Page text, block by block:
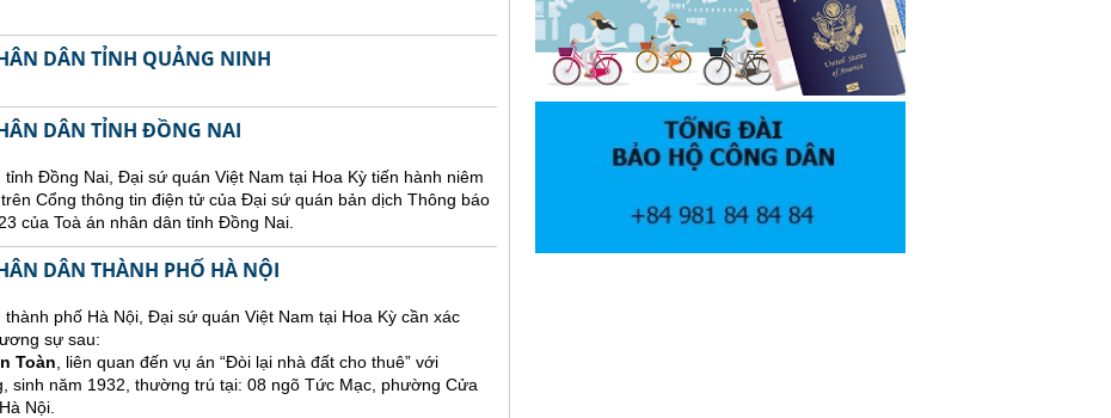
DÂN TỈNH QUẢNG NINH
DÂN TỈNH ĐỒNG NAI
Đồng Nai, Đại sứ quán Việt Nam tại Hoa Kỳ tiến hành niêm
Cổng thông tin điện tử của Đại sứ quán bản dịch Thông báo
của Toà án nhân dân tỉnh Đồng Nai.
DÂN THÀNH PHỐ HÀ NỘI
phố Hà Nội, Đại sứ quán Việt Nam tại Hoa Kỳ cần xác
sự sau:
Toàn , liên quan đến vụ án “Đòi lại nhà đất cho thuê” với
sinh năm 1932, thường trú tại: 08 ngõ Tức Mạc, phường Cửa
Nội.